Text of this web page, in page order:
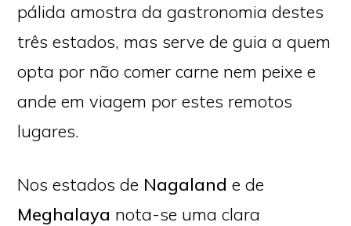
pálida amostra da gastronomia destes
três estados, mas serve de guia a quem
opta por não comer carne nem peixe e
ande em viagem por estes remotos
lugares.
Nos estados de Nagaland e de
Meghalaya nota-se uma clara